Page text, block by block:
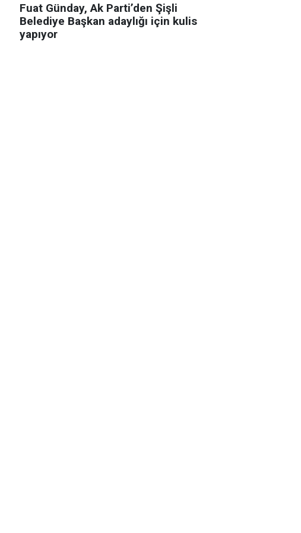
Fuat Günday, Ak Parti’den Şişli
Belediye Başkan adaylığı için kulis
yapıyor